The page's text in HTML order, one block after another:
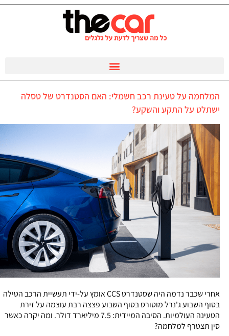
המלחמה על טעינת רכב חשמלי: האם הסטנדרט של טסלה
ישתלט על התקע והשקע?
אחרי שכבר נדמה היה שסטנדרט CCS אומץ על-ידי תעשיית הרכב הטילה
בסוף השבוע ג'נרל מוטורס בסוף השבוע פצצה רבת עוצמה על זירת
הטעינה העולמיות. הסיבה המיידית: 7.5 מיליארד דולר. ומה יקרה כאשר
סין תצטרף למלחמה?